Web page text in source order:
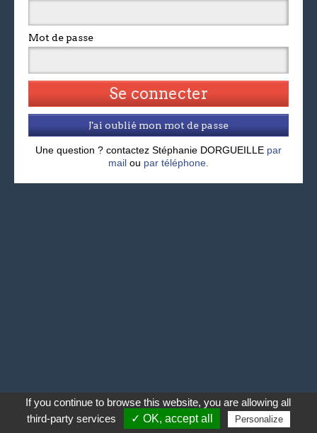
Mot de passe
J'ai oublié mon mot de passe
Une question ? contactez Stéphanie DORGUEILLE par
mail ou par téléphone.
If you continue to browse this website, you are allowing all
third-party services
✓ OK, accept all Personalize